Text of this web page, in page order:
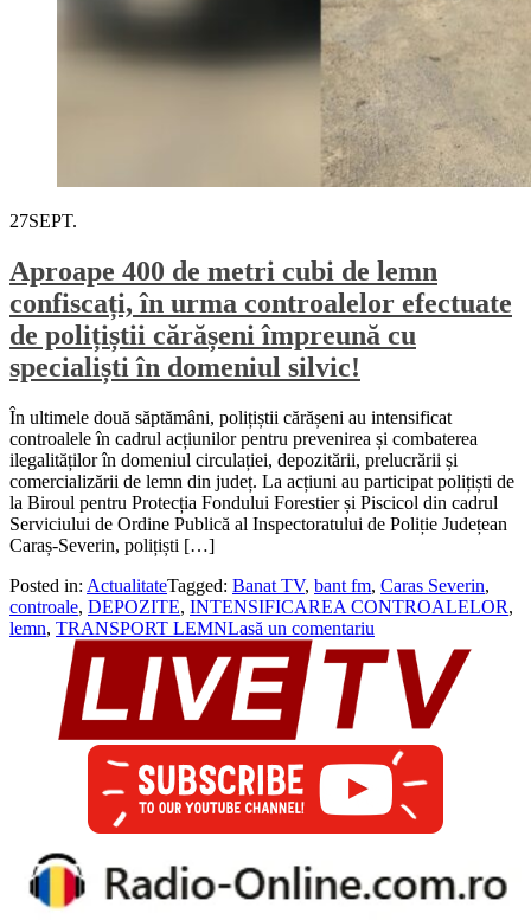
27SEPT.
Aproape 400 de metri cubi de lemn
confiscați, în urma controalelor efectuate
de polițiștii cărășeni împreună cu
specialiști în domeniul silvic!
În ultimele două săptămâni, polițiștii cărășeni au intensificat
controalele în cadrul acțiunilor pentru prevenirea și combaterea
ilegalităților în domeniul circulației, depozitării, prelucrării și
comercializării de lemn din județ. La acțiuni au participat polițiști de
la Biroul pentru Protecția Fondului Forestier și Piscicol din cadrul
Serviciului de Ordine Publică al Inspectoratului de Poliție Județean
Caraș-Severin, polițiști […]
Posted in: ActualitateTagged: Banat TV, bant fm, Caras Severin,
controale, DEPOZITE, INTENSIFICAREA CONTROALELOR,
lemn, TRANSPORT LEMNLasă un comentariu